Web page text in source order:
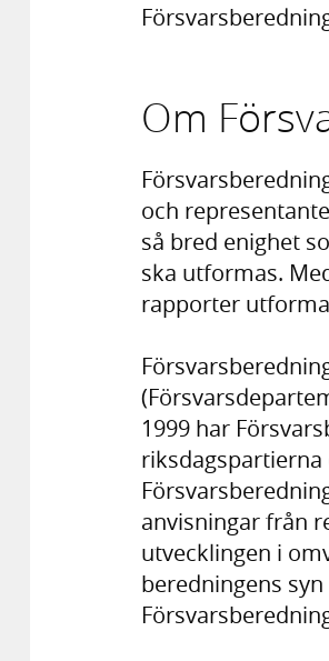
Om
och
så bred enighet
ska utformas.
rapporter
1999 har
anvisningar från
utvecklingen i
beredningens